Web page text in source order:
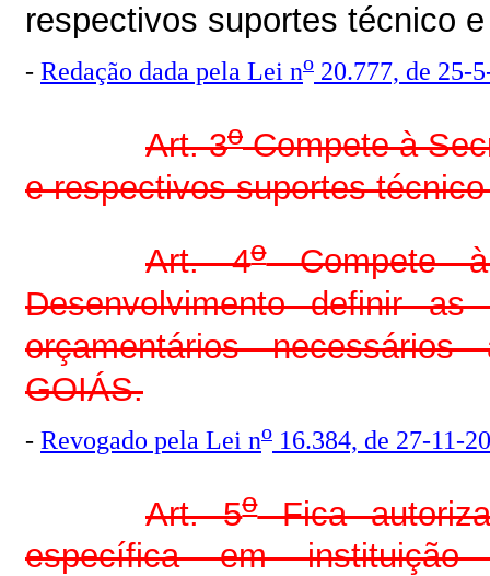
respectivos suportes técnico
- Redação dada pela Lei no 20.777, de 25-
Art. 3oCompete à
e respectivos suportes
Art. 4oCompete à
Desenvolvimento definir
orçamentários
GOIÁS.
- Revogado pela Lei no 16.384, de 27-11-
Art. 5oFica
específica em